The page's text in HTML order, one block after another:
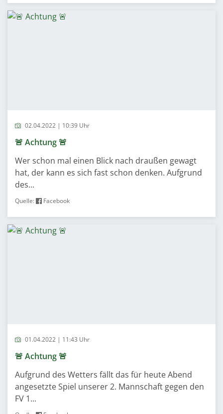
02.04.2022 | 10:39 Uhr
🚨 Achtung 🚨
Wer schon mal einen Blick nach draußen gewagt
hat, der kann es sich fast schon denken. Aufgrund
des...
Quelle: Facebook
01.04.2022 | 11:43 Uhr
🚨 Achtung 🚨
Aufgrund des Wetters fällt das für heute Abend
angesetzte Spiel unserer 2. Mannschaft gegen den
FV 1...